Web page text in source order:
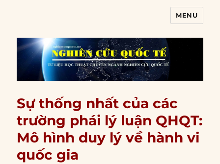
MENU
Sự thống nhất của các
trường phái lý luận QHQT:
Mô hình duy lý về hành vi
quốc gia